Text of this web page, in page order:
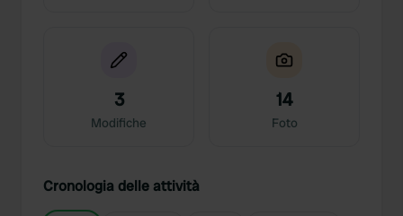
3
Modifiche
14
Foto
Cronologia delle attività